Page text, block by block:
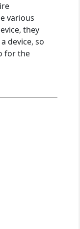
various
they
device, so
for the